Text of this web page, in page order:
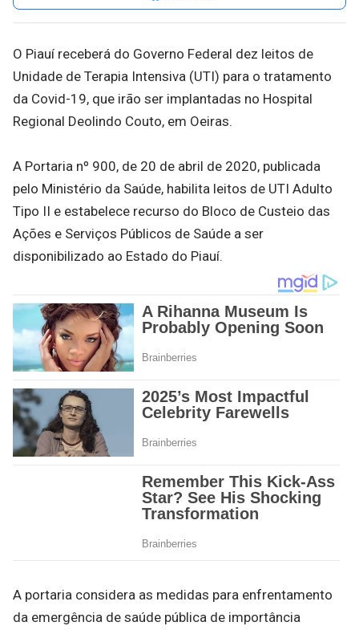
O Piauí receberá do Governo Federal dez leitos de
Unidade de Terapia Intensiva (UTI) para o tratamento
da Covid-19, que irão ser implantadas no Hospital
Regional Deolindo Couto, em Oeiras.
A Portaria nº 900, de 20 de abril de 2020, publicada
pelo Ministério da Saúde, habilita leitos de UTI Adulto
Tipo II e estabelece recurso do Bloco de Custeio das
Ações e Serviços Públicos de Saúde a ser
disponibilizado ao Estado do Piauí.
A portaria considera as medidas para enfrentamento
da emergência de saúde pública de importância